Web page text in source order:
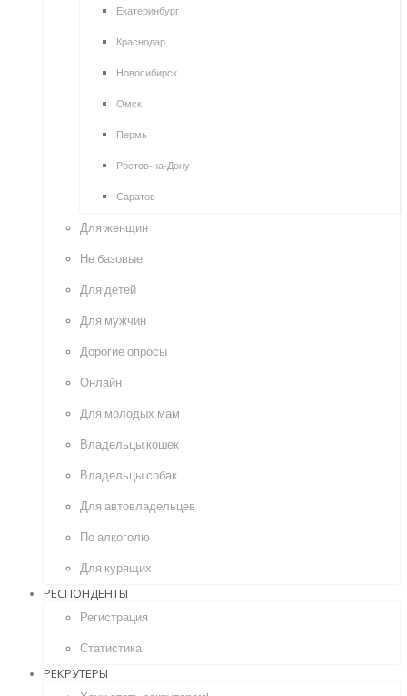
Екатеринбург
Краснодар
Новосибирск
Омск
Пермь
Ростов-на-Дону
Саратов
Для женщин
Не базовые
Для детей
Для мужчин
Дорогие опросы
Онлайн
Для молодых мам
Владельцы кошек
Владельцы собак
Для автовладельцев
По алкоголю
Для курящих
РЕСПОНДЕНТЫ
Регистрация
Статистика
РЕКРУТЕРЫ